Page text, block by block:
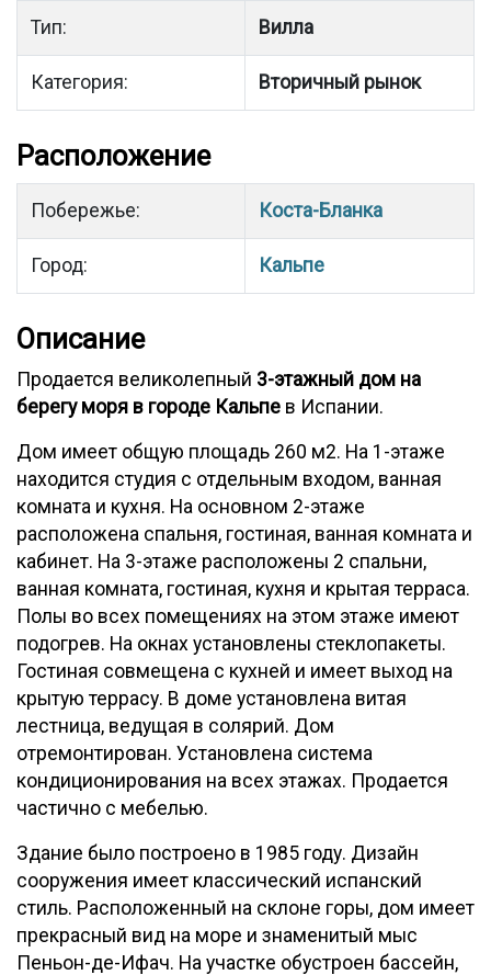
Тип: Вилла
Категория: Вторичный рынок
Расположение
Побережье: Коста-Бланка
Город: Кальпе
Описание
Продается великолепный 3-этажный дом на
берегу моря в городе Кальпе в Испании.
Дом имеет общую площадь 260 м2. На 1-этаже
находится студия с отдельным входом, ванная
комната и кухня. На основном 2-этаже
расположена спальня, гостиная, ванная комната и
кабинет. На 3-этаже расположены 2 спальни,
ванная комната, гостиная, кухня и крытая терраса.
Полы во всех помещениях на этом этаже имеют
подогрев. На окнах установлены стеклопакеты.
Гостиная совмещена с кухней и имеет выход на
крытую террасу. В доме установлена витая
лестница, ведущая в солярий. Дом
отремонтирован. Установлена система
кондиционирования на всех этажах. Продается
частично с мебелью.
Здание было построено в 1985 году. Дизайн
сооружения имеет классический испанский
стиль. Расположенный на склоне горы, дом имеет
прекрасный вид на море и знаменитый мыс
Пеньон-де-Ифач. На участке обустроен бассейн,